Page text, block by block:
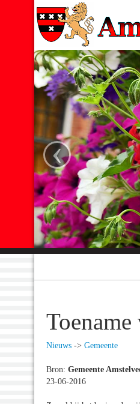
‹
Nieuws -> Gemeente
Bron: Gemeente
23-06-2016